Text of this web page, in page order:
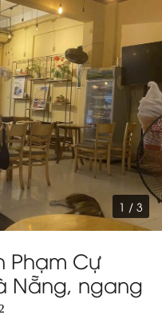
1 / 3
Phạm Cự
Nẵng, ngang